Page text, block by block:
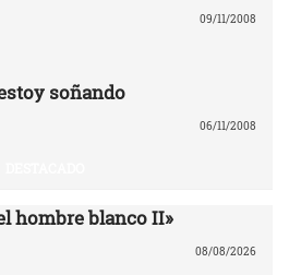
09/11/2008
soñando
06/11/2008
hombre blanco II»
08/08/2026